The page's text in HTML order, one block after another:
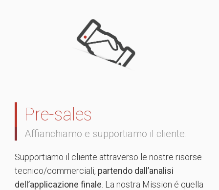
Pre-sales
Affianchiamo e supportiamo il cliente.
Supportiamo il cliente attraverso le nostre risorse
tecnico/commerciali, partendo dall’analisi
dell’applicazione finale . La nostra Mission é quella